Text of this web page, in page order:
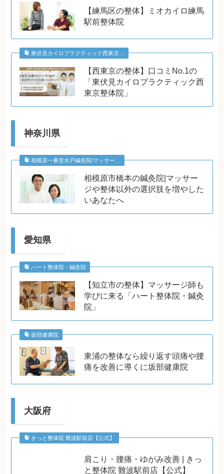
【練馬区の整体】ミオカイロ練馬
駅前整体院
東伏見カイロプラクティック西東京…
【西東京の整体】口コミNo.1の
「東伏見カイロプラクティック西
東京整体院」
神奈川県
相模原一番堂水戸鍼灸院/マッサー…
相模原市橋本の鍼灸院|マッサー
ジや整体以外の選択肢を増やした
いあなたへ
愛知県
ハート整体院・鍼灸院
【知立市の整体】マッサージ師も
学びに来る「ハート整体院・鍼灸
院」
坂部健康院
東浦の整体なら繰り返す頭痛や腰
痛を改善に導くに坂部健康院
大阪府
きっと整体院 難波駅前店【公式】
肩こり・腰痛・ゆがみ改善 | きっ
と整体院 難波駅前店【公式】